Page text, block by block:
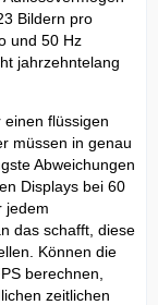
Bildern pro
und 50 Hz
jahrzehntelang
flüssigen
müssen in genau
Abweichungen
Displays bei 60
jedem
das schafft, diese
Können die
berechnen,
zeitlichen